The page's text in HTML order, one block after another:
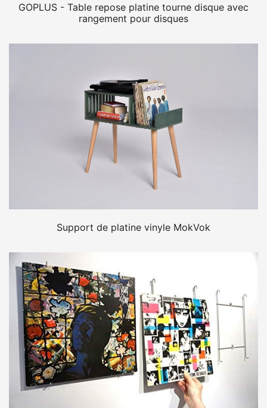
GOPLUS - Table repose platine tourne disque avec
rangement pour disques
Support de platine vinyle MokVok